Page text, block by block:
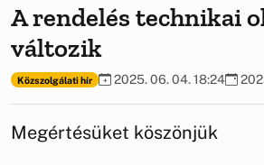
A rendelés technikai
változik
Közszolgálati hír 2025. 06. 04. 18:24
Megértésüket köszönjük